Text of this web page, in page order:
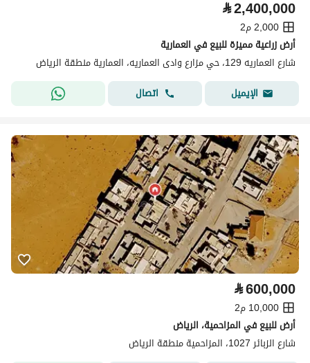
⃁2,400,000
2,000 م2
أرض زراعية مميزة للبيع في العمارية
شارع العماريه 129، حي مزارع وادى العماريه، العمارية منطقة الرياض
الإيميل
اتصال
⃁600,000
10,000 م2
أرض للبيع في المزاحمية، الرياض
شارع الزبائر 1027، المزاحمية منطقة الرياض